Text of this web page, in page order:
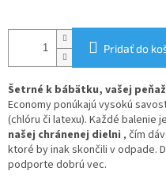
Pridať do
Šetrné k bábätku, vašej
Economy ponúkajú vysokú
(chlóru či latexu). Každé balenie je
našej chránenej dielni , čím
ktoré by inak skončili v odpade.
podporte dobrú vec.